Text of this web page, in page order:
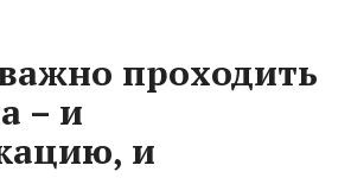
проходить
– и
и